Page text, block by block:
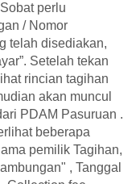
perlu
/ Nomor
telah disediakan,
Setelah tekan
rincian tagihan
akan muncul
PDAM Pasuruan .
beberapa
pemilik Tagihan,
, Tanggal